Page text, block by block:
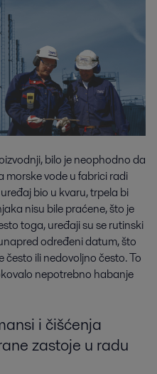
bilo je neophodno da
vode u fabrici radi
bio u kvaru, trpela bi
nisu bile praćene, što je
toga, uređaji su se rutinski
određeni datum, što
često ili nedovoljno često. To
nepotrebno habanje
i čišćenja
zastoje u radu